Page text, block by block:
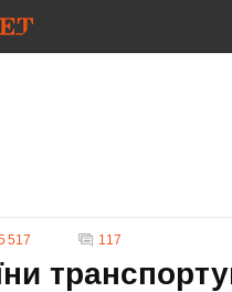
517 117